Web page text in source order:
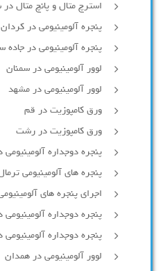
استرچ متال و پانچ متال
پنجره آلومینیومی در کردان
پنجره آلومینیومی در جاده
لوور آلومینیومی در سمنان
لوور آلومینیومی در مشهد
ورق کامپوزیت در قم
ورق کامپوزیت در رشت
پنجره دوجداره
پنجره های آلومینیومی
اجرای پنجره های
پنجره دوجداره آلومینیومی
پنجره دوجداره آلومینیومی
لوور آلومینیومی در همدان